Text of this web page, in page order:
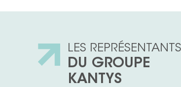
LES REPRÉSENTANTS
DU GROUPE
KANTYS